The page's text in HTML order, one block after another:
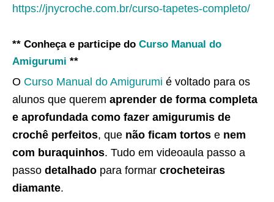
https://jnycroche.com.br/curso-tapetes-completo/
** Conheça e participe do Curso Manual do
Amigurumi **
O Curso Manual do Amigurumi é voltado para os
alunos que querem aprender de forma completa
e aprofundada como fazer amigurumis de
crochê perfeitos, que não ficam tortos e nem
com buraquinhos. Tudo em videoaula passo a
passo detalhado para formar crocheteiras
diamante.